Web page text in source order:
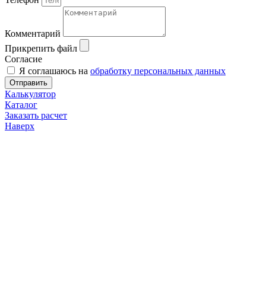
Комментарий
Прикрепить файл
Согласие
Я соглашаюсь на обработку персональных данных
Отправить
Калькулятор
Каталог
Заказать расчет
Наверх